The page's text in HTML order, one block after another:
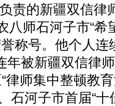
责的新疆双信律
八师石河子市“希
称号。他个人
年被新疆双信律
师集中整顿教育
石河子市首届“